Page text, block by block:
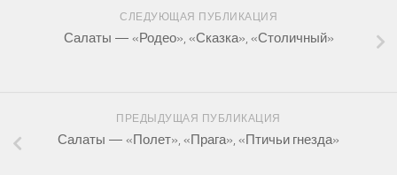
СЛЕДУЮЩАЯ ПУБЛИКАЦИЯ
Салаты — «Родео», «Сказка», «Столичный»
ПРЕДЫДУЩАЯ ПУБЛИКАЦИЯ
Салаты — «Полет», «Прага», «Птичьи гнезда»